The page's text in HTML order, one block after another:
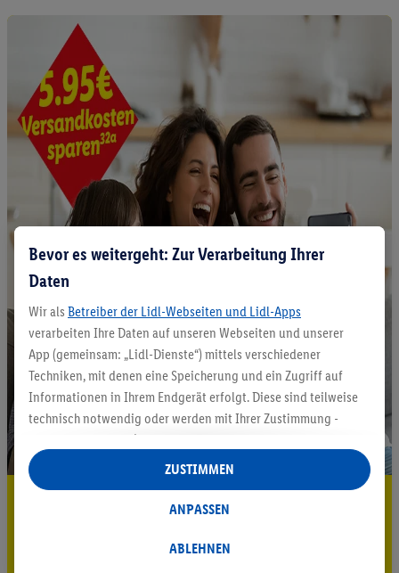
5.95 € Versand sparen³²ᵃ
Bevor es weitergeht: Zur Verarbeitung Ihrer
Daten
Wir als Betreiber der Lidl-Webseiten und Lidl-Apps
verarbeiten Ihre Daten auf unseren Webseiten und unserer
App (gemeinsam: „Lidl-Dienste“) mittels verschiedener
Techniken, mit denen eine Speicherung und ein Zugriff auf
Informationen in Ihrem Endgerät erfolgt. Diese sind teilweise
technisch notwendig oder werden mit Ihrer Zustimmung -
auch durch Partner (u.a.
Verantwortliche; im Zusammenhang mit dem IAB TCF
insgesamt
Statistik-Erstellung oder für personalisierte Werbung
Datenverarbeitungen für personalisierte Werbung werden
ABLEHNEN
ANPASSEN
ZUSTIMMEN